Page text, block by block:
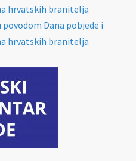
hrvatskih branitelja
Dana pobjede i
hrvatskih branitelja